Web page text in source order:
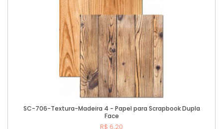
SC-706-Textura-Madeira 4 - Papel para Scrapbook Dupla
Face
R$ 6,20